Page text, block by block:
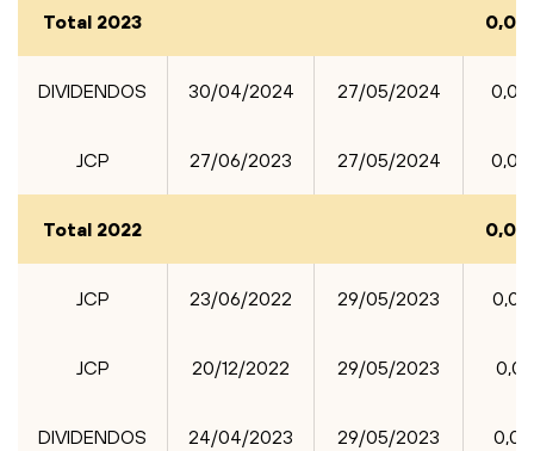
Selecione
Grupos
Política de privacidade e Termos
Total 2023
DIVIDENDOS 30/04/2024 27/05/2024
JCP 27/06/2023 27/05/2024
Total 2022
JCP 23/06/2022 29/05/2023
JCP 20/12/2022 29/05/2023
DIVIDENDOS 24/04/2023 29/05/2023